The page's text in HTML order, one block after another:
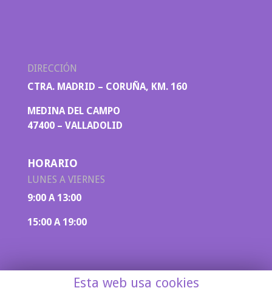
DIRECCIÓN
CTRA. MADRID – CORUÑA, KM. 160
MEDINA DEL CAMPO
47400 – VALLADOLID
HORARIO
LUNES A VIERNES
9:00 A 13:00
15:00 A 19:00
Esta web usa cookies